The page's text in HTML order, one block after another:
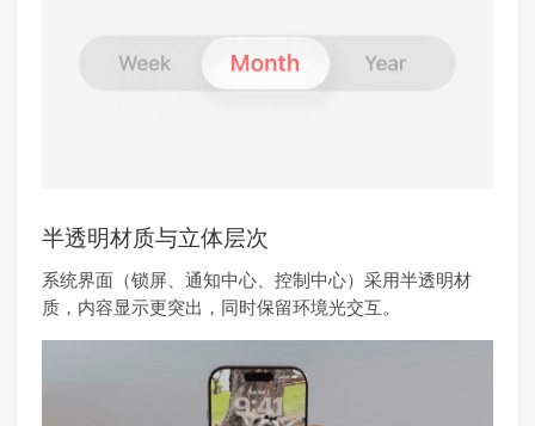
半透明材质与立体层次
系统界面（锁屏、通知中心、控制中心）采用半透明材
质，内容显示更突出，同时保留环境光交互。